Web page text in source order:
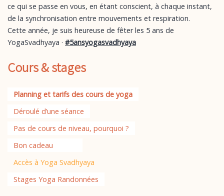
ce qui se passe en vous, en étant conscient, à chaque instant,
de la synchronisation entre mouvements et respiration.
Cette année, je suis heureuse de fêter les 5 ans de
YogaSvadhyaya · #5ansyogasvadhyaya
Cours & stages
Planning et tarifs des cours de yoga
Déroulé d’une séance
Pas de cours de niveau, pourquoi ?
Bon cadeau
Accès à Yoga Svadhyaya
Stages Yoga Randonnées